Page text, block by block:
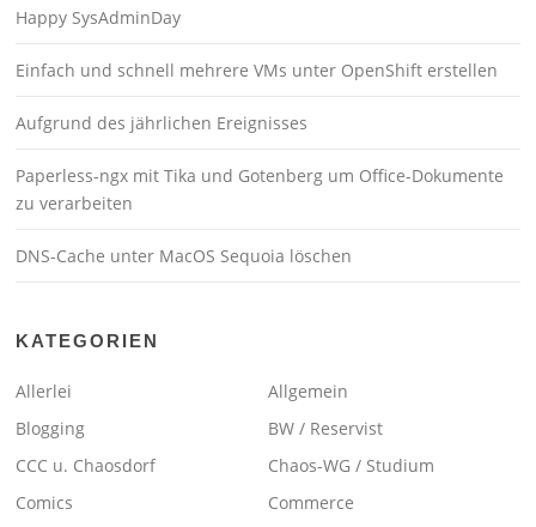
Happy SysAdminDay
Einfach und schnell mehrere VMs unter OpenShift erstellen
Aufgrund des jährlichen Ereignisses
Paperless-ngx mit Tika und Gotenberg um Office-Dokumente
zu verarbeiten
DNS-Cache unter MacOS Sequoia löschen
KATEGORIEN
Allerlei
Allgemein
Blogging
BW / Reservist
CCC u. Chaosdorf
Chaos-WG / Studium
Comics
Commerce